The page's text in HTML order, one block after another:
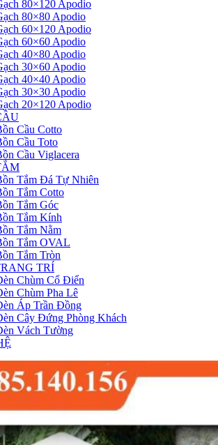
80×120 Apodio
80×80 Apodio
60×120 Apodio
60×60 Apodio
40×80 Apodio
30×60 Apodio
40×40 Apodio
30×30 Apodio
20×120 Apodio
Cầu Cotto
Cầu Toto
Cầu Viglacera
Tắm Đá Tự Nhiên
Tắm Cotto
Tắm Góc
Tắm Kính
Tắm Nằm
Tắm OVAL
Tắm Tròn
TRÍ
Chùm Cổ Điển
Chùm Pha Lê
Áp Trần Đồng
Cây Đứng Phòng Khách
Vách Tường